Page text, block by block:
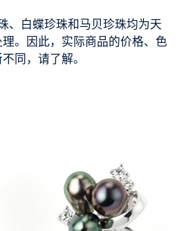
、白蝶珍珠和马贝珍珠均为天
。因此，实际商品的价格、色
同，请了解。